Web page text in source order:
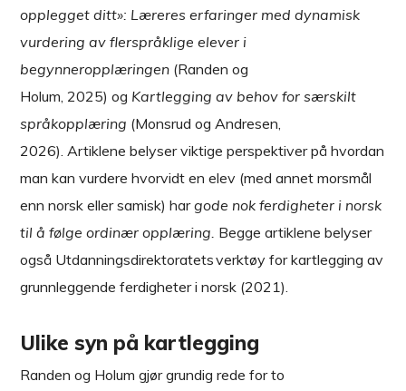
opplegget ditt»: Læreres erfaringer med dynamisk
vurdering av flerspråklige elever i
begynneropplæringen (Randen og
Holum, 2025) og Kartlegging av behov for særskilt
språkopplæring (Monsrud og Andresen,
2026). Artiklene belyser viktige perspektiver på hvordan
man kan vurdere hvorvidt en elev (med annet morsmål
enn norsk eller samisk) hargode nok ferdigheter i norsk
til å følge ordinær opplæring. Begge artiklene belyser
også Utdanningsdirektoratets verktøy for kartlegging av
grunnleggende ferdigheter i norsk (2021).
Ulike syn på kartlegging
Randen og Holum gjør grundig rede for to